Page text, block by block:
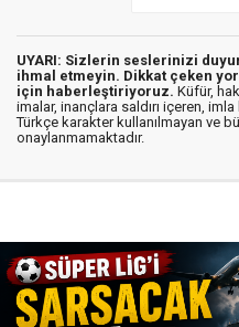
UYARI: Sizlerin seslerinizi
ihmal etmeyin. Dikkat çeken
için haberleştiriyoruz. Küfür,
imalar, inançlara saldırı içeren, imla
Türkçe karakter kullanılmayan ve
onaylanmamaktadır.